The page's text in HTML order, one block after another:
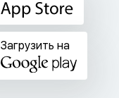
Загрузить на